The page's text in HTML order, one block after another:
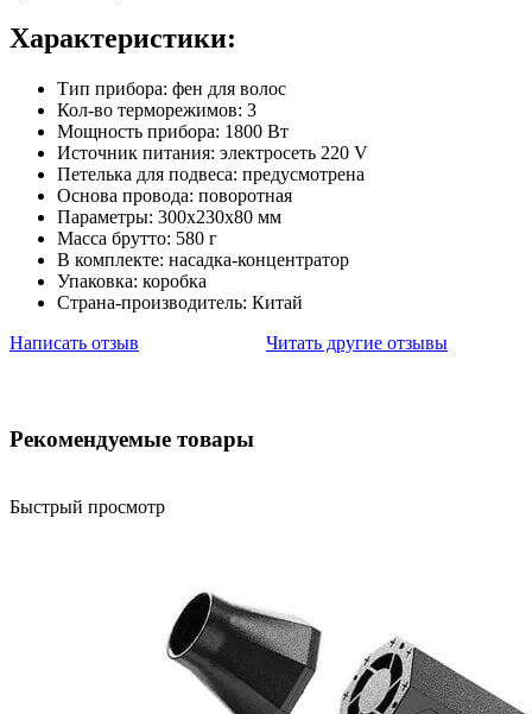
Характеристики:
Тип прибора: фен для волос
Кол-во терморежимов: 3
Мощность прибора: 1800 Вт
Источник питания: электросеть 220 V
Петелька для подвеса: предусмотрена
Основа провода: поворотная
Параметры: 300х230х80 мм
Масса брутто: 580 г
В комплекте: насадка-концентратор
Упаковка: коробка
Страна-производитель: Китай
Написать отзыв
Читать другие отзывы
Рекомендуемые товары
Быстрый просмотр